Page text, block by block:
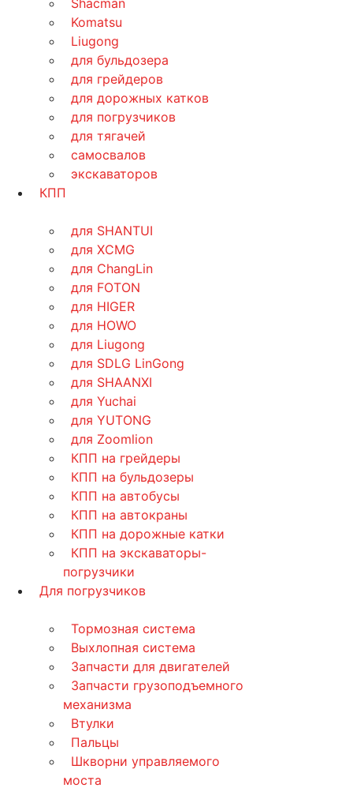
Shacman
Komatsu
Liugong
для бульдозера
для грейдеров
для дорожных катков
для погрузчиков
для тягачей
самосвалов
экскаваторов
КПП
для SHANTUI
для XCMG
для ChangLin
для FOTON
для HIGER
для HOWO
для Liugong
для SDLG LinGong
для SHAANXI
для Yuchai
для YUTONG
для Zoomlion
КПП на грейдеры
КПП на бульдозеры
КПП на автобусы
КПП на автокраны
КПП на дорожные катки
КПП на экскаваторы-
погрузчики
Для погрузчиков
Тормозная система
Выхлопная система
Запчасти для двигателей
Запчасти грузоподъемного
механизма
Втулки
Пальцы
Шкворни управляемого
моста